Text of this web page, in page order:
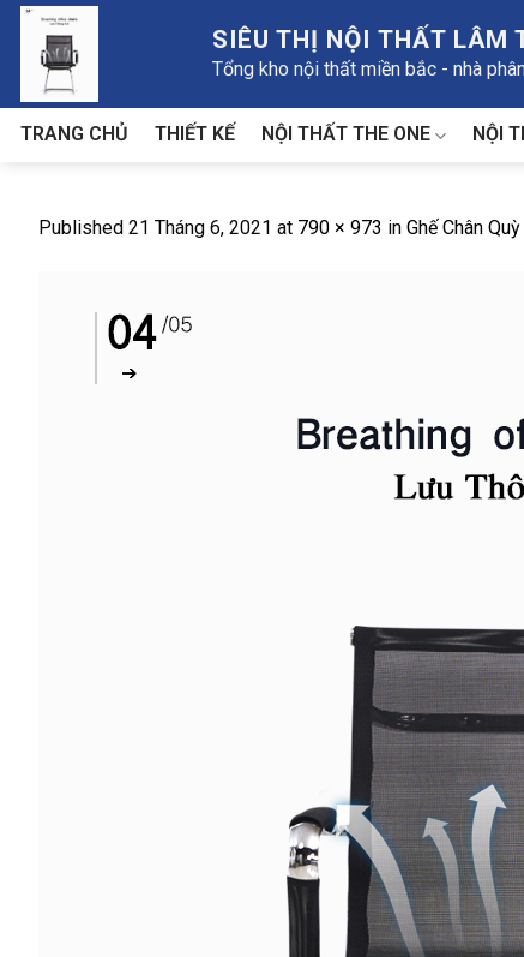
Skip
content
SIÊU THỊ NỘI THẤT LÂM
Tổng kho nội thất miền bắc - nhà
TRANG CHỦ THIẾT KẾ NỘI THẤT THE ONE NỘI
Published 21 Tháng 6, 2021 at 790 × 973 in Ghế Chân